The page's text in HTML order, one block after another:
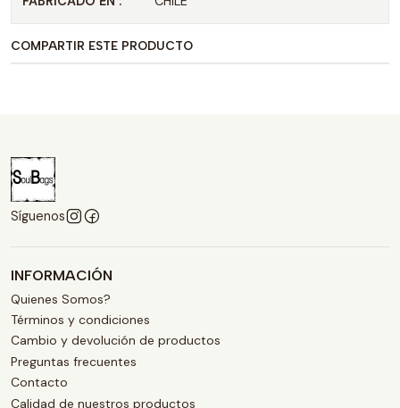
COMPARTIR ESTE PRODUCTO
Síguenos
INFORMACIÓN
Quienes Somos?
Términos y condiciones
Cambio y devolución de productos
Preguntas frecuentes
Contacto
Calidad de nuestros productos